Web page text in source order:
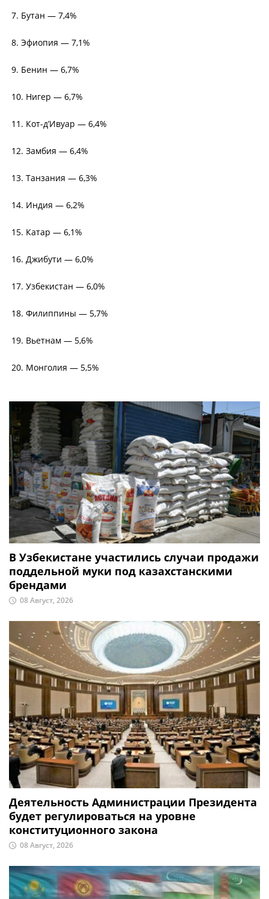
7. Бутан — 7,4%
8. Эфиопия — 7,1%
9. Бенин — 6,7%
10. Нигер — 6,7%
11. Кот-д’Ивуар — 6,4%
12. Замбия — 6,4%
13. Танзания — 6,3%
14. Индия — 6,2%
15. Катар — 6,1%
16. Джибути — 6,0%
17. Узбекистан — 6,0%
18. Филиппины — 5,7%
19. Вьетнам — 5,6%
20. Монголия — 5,5%
В Узбекистане участились случаи продажи
поддельной муки под казахстанскими
брендами
08 Август, 2026
Деятельность Администрации Президента
будет регулироваться на уровне
конституционного закона
08 Август, 2026